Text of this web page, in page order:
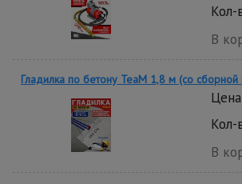
Кол-
В
Гладилка по бетону TeaM 1,8 м (со
Кол-
В